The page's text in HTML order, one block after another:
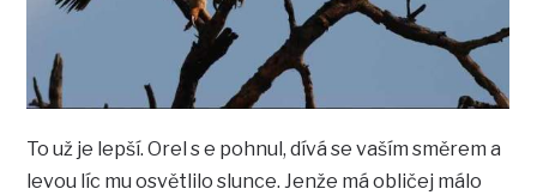
To už je lepší. Orel s e pohnul, dívá se vaším směrem a
levou líc mu osvětlilo slunce. Jenže má obličej málo